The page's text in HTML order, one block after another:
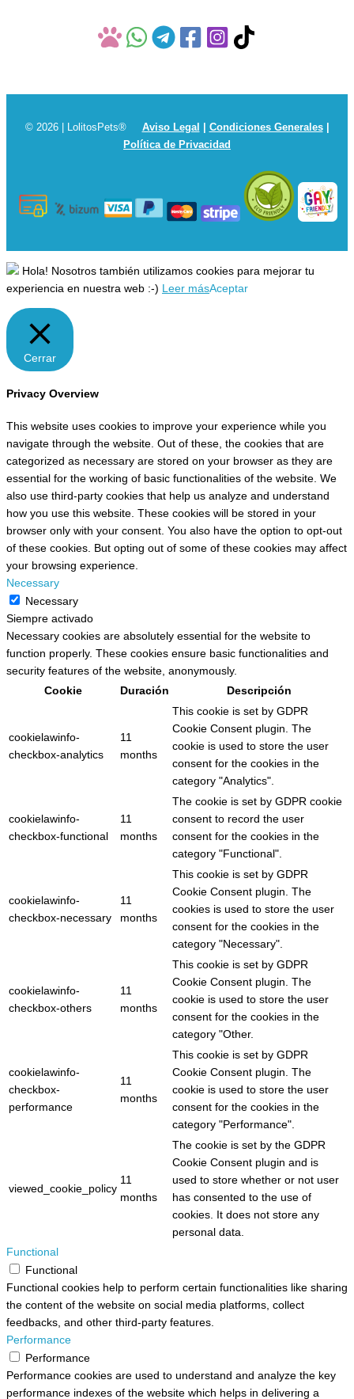
© 2026 | LolitosPets® Aviso Legal Condiciones Generales|
Política de Privacidad
Hola! Nosotros también utilizamos cookies para mejorar tu
experiencia en nuestra web :-) Leer másAceptar
Cerrar
Privacy Overview
This website uses cookies to improve your experience while you
navigate through the website. Out of these, the cookies that are
categorized as necessary are stored on your browser as they are
essential for the working of basic functionalities of the website. We
also use third-party cookies that help us analyze and understand
how you use this website. These cookies will be stored in your
browser only with your consent. You also have the option to opt-out
of these cookies. But opting out of some of these cookies may affect
your browsing experience.
Necessary
Necessary
Siempre activado
Necessary cookies are absolutely essential for the website to
function properly. These cookies ensure basic functionalities and
security features of the website, anonymously.
Cookie
Duración Descripción
cookielawinfo-
checkbox-analytics
11
months
This cookie is set by GDPR
Cookie Consent plugin. The
cookie is used to store the user
consent for the cookies in the
category "Analytics".
cookielawinfo-
checkbox-functional
11
months
The cookie is set by GDPR cookie
consent to record the user
consent for the cookies in the
category "Functional".
cookielawinfo-
checkbox-necessary
11
months
This cookie is set by GDPR
Cookie Consent plugin. The
cookies is used to store the user
consent for the cookies in the
category "Necessary".
cookielawinfo-
checkbox-others
11
months
This cookie is set by GDPR
Cookie Consent plugin. The
cookie is used to store the user
consent for the cookies in the
category "Other.
cookielawinfo-
checkbox-
performance
11
months
This cookie is set by GDPR
Cookie Consent plugin. The
cookie is used to store the user
consent for the cookies in the
category "Performance".
viewed_cookie_policy
11
months
The cookie is set by the GDPR
Cookie Consent plugin and is
used to store whether or not user
has consented to the use of
cookies. It does not store any
personal data.
Functional
Functional
Functional cookies help to perform certain functionalities like sharing
the content of the website on social media platforms, collect
feedbacks, and other third-party features.
Performance
Performance
Performance cookies are used to understand and analyze the key
performance indexes of the website which helps in delivering a